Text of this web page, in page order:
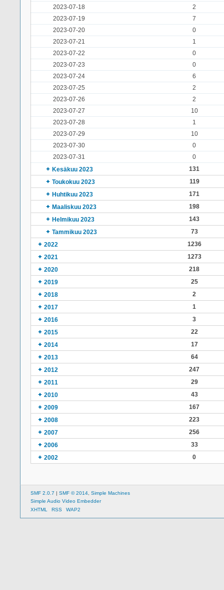
2023-07-18
2
2023-07-19
7
2023-07-20
0
2023-07-21
1
2023-07-22
0
2023-07-23
0
2023-07-24
6
2023-07-25
2
2023-07-26
2
2023-07-27
10
2023-07-28
1
2023-07-29
10
2023-07-30
0
2023-07-31
0
Kesäkuu 2023
131
Toukokuu 2023
119
Huhtikuu 2023
171
Maaliskuu 2023
198
Helmikuu 2023
143
Tammikuu 2023
73
2022
1236
2021
1273
2020
218
2019
25
2018
2
2017
1
2016
3
2015
22
2014
17
2013
64
2012
247
2011
29
2010
43
2009
167
2008
223
2007
256
2006
33
2002
0
SMF 2.0.7 | SMF © 2014 Simple Machines
Simple Audio Video Embedder
XHTML
RSS WAP2